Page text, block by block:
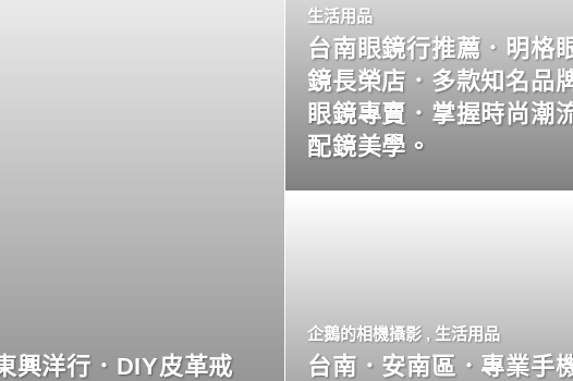
興洋行．DIY皮革戒
生活用品
台南眼鏡行推薦．明格
鏡長榮店．多款知名品
眼鏡專賣．掌握時尚潮
配鏡美學。
企鵝的相機攝影 , 生活用品
台南．安南區．專業手